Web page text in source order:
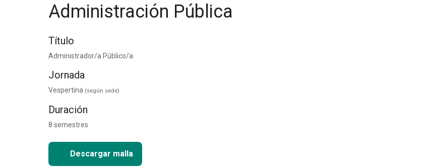
Administración Pública
Título
Administrador/a Público/a
Jornada
Vespertina (según sede)
Duración
8 semestres
Descargar malla